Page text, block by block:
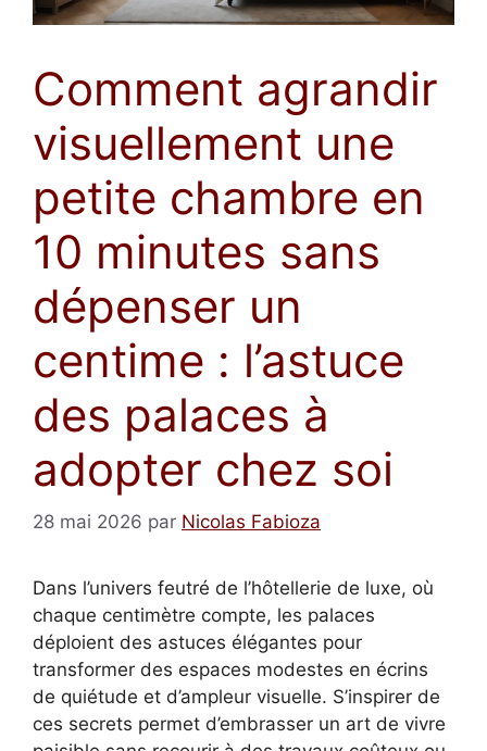
Comment agrandir
visuellement une
petite chambre en
10 minutes sans
dépenser un
centime : l’astuce
des palaces à
adopter chez soi
28 mai 2026 par Nicolas Fabioza
Dans l’univers feutré de l’hôtellerie de luxe, où
chaque centimètre compte, les palaces
déploient des astuces élégantes pour
transformer des espaces modestes en écrins
de quiétude et d’ampleur visuelle. S’inspirer de
ces secrets permet d’embrasser un art de vivre